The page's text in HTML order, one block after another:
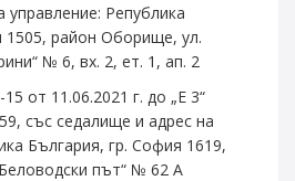
управление: Република
1505, район Оборище, ул.
№ 6, вх. 2, ет. 1, ап. 2
от 11.06.2021 г. до „Е 3“
със седалище и адрес на
България, гр. София 1619,
път“ № 62 А